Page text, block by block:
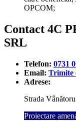
OPCOM;
Contact 4C
SRL
Telefon: 0731
Email: Trimite
Adrese:
Strada
Proiectare